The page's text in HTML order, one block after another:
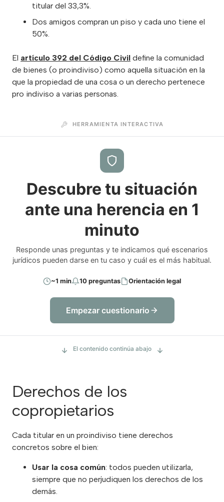
titular del 33,3%.
Dos amigos compran un piso y cada uno tiene el
50%.
El artículo 392 del Código Civil define la comunidad
de bienes (o proindiviso) como aquella situación en la
que la propiedad de una cosa o un derecho pertenece
pro indiviso a varias personas.
HERRAMIENTA INTERACTIVA
Descubre tu situación
ante una herencia en 1
minuto
Responde unas preguntas y te indicamos qué escenarios
jurídicos pueden darse en tu caso y cuál es el más habitual.
~1 min 10 preguntas Orientación legal
Empezar cuestionario
El contenido continúa abajo
Derechos de los
copropietarios
Cada titular en un proindiviso tiene derechos
concretos sobre el bien:
Usar la cosa común: todos pueden utilizarla,
siempre que no perjudiquen los derechos de los
demás.